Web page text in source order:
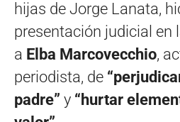
hijas de Jorge Lanata,
presentación judicial en
a Elba Marcovecchio,
periodista, de
padre” y “hurtar